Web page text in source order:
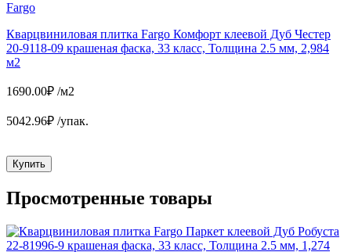
Fargo
Кварцвиниловая плитка Fargo Комфорт клеевой Дуб Честер
20-9118-09 крашеная фаска, 33 класс, Толщина 2.5 мм, 2,984
м2
1690.00₽ /м2
5042.96₽ /упак.
Купить
Просмотренные товары